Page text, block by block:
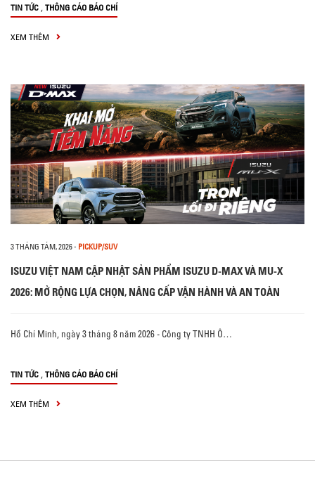
TIN TỨC , THÔNG CÁO BÁO CHÍ
XEM THÊM
3 THÁNG TÁM, 2026- PICKUP/SUV
ISUZU VIỆT NAM CẬP NHẬT SẢN PHẨM ISUZU D-MAX VÀ MU-X
2026: MỞ RỘNG LỰA CHỌN, NÂNG CẤP VẬN HÀNH VÀ AN TOÀN
Hồ Chí Minh, ngày 3 tháng 8 năm 2026 - Công ty TNHH Ô…
TIN TỨC , THÔNG CÁO BÁO CHÍ
XEM THÊM